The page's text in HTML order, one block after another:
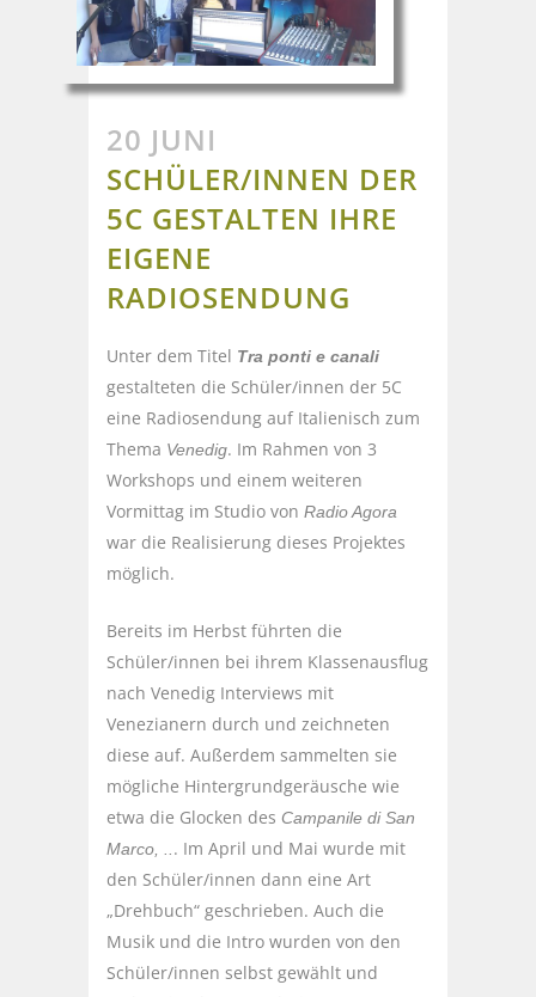
20 JUNI
SCHÜLER/INNEN DER
5C GESTALTEN IHRE
EIGENE
RADIOSENDUNG
Unter dem Titel Tra ponti e canali
gestalteten die Schüler/innen der 5C
eine Radiosendung auf Italienisch zum
Thema Venedig. Im Rahmen von 3
Workshops und einem weiteren
Vormittag im Studio von Radio Agora
war die Realisierung dieses Projektes
möglich.
Bereits im Herbst führten die
Schüler/innen bei ihrem Klassenausflug
nach Venedig Interviews mit
Venezianern durch und zeichneten
diese auf. Außerdem sammelten sie
mögliche Hintergrundgeräusche wie
etwa die Glocken des Campanile di San
Marco, .. . Im April und Mai wurde mit
den Schüler/innen dann eine Art
„Drehbuch“ geschrieben. Auch die
Musik und die Intro wurden von den
Schüler/innen selbst gewählt und